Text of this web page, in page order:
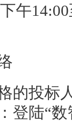
午
的投标
登陆“